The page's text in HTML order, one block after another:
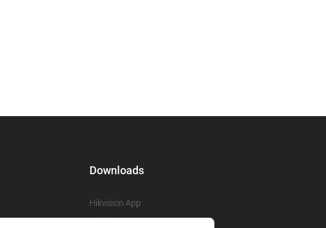
Downloads
Hikvision App
Ezviz App